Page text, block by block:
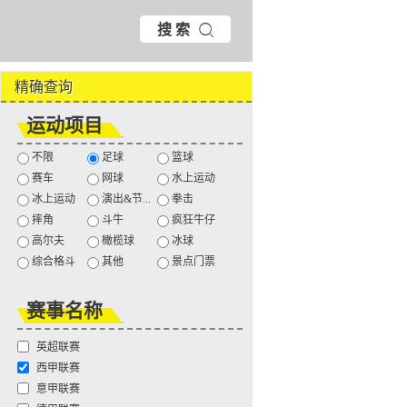
搜 索
精确查询
运动项目
不限 足球
篮球
赛车
网球
水上运动
冰上运动
演出&节...
拳击
摔角
斗牛
疯狂牛仔
高尔夫
橄榄球
冰球
综合格斗
其他 景点门票
赛事名称
英超联赛
西甲联赛
意甲联赛